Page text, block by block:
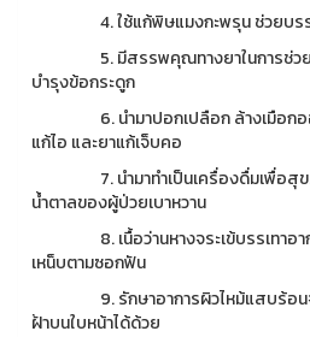
4. ใช้แก้พิษแมงกะพรุน ช่วยบรรเ
5. มีสรรพคุณทางยาในการช่วยป
บำรุงข้อกระดูก
6. นำมาปอกเปลือก ล้างเมือกออก
แก้ไอ และยาแก้เจ็บคอ
7. นำมาทำเป็นเครื่องดื่มเพื่อสุข
น้ำตาลของผู้ป่วยเบาหวาน
8. เนื้อว่านหางจระเข้บรรเทาอาก
เหน็บตามซอกฟัน
9. รักษาอาการผิวไหม้แสบร้อนจา
ฝ้าบนใบหน้าได้ด้วย